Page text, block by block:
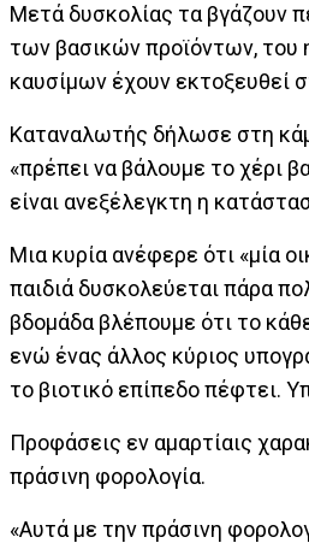
Μετά δυσκολίας τα βγάζουν
των βασικών προϊόντων, του
καυσίμων έχουν εκτοξευθεί
Καταναλωτής δήλωσε στη
«πρέπει να βάλουμε το χέρι
είναι ανεξέλεγκτη η
Μια κυρία ανέφερε ότι «μία
παιδιά δυσκολεύεται πάρα
βδομάδα βλέπουμε ότι το
ενώ ένας άλλος κύριος
το βιοτικό επίπεδο πέφτει.
Προφάσεις εν αμαρτίαις
πράσινη φορολογία.
«Αυτά με την πράσινη